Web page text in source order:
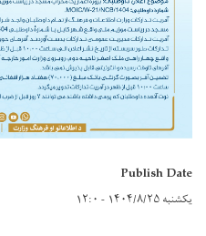
Publish Date
یکشنبه ۱۴۰۴/۸/۲۵ - ۱۲:۰